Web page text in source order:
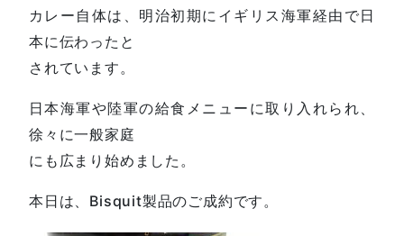
カレー自体は、明治初期にイギリス海軍経由で日
本に伝わったと
されています。
日本海軍や陸軍の給食メニューに取り入れられ、
徐々に一般家庭
にも広まり始めました。
本日は、Bisquit製品のご成約です。